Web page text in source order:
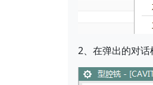
2、在弹出的对